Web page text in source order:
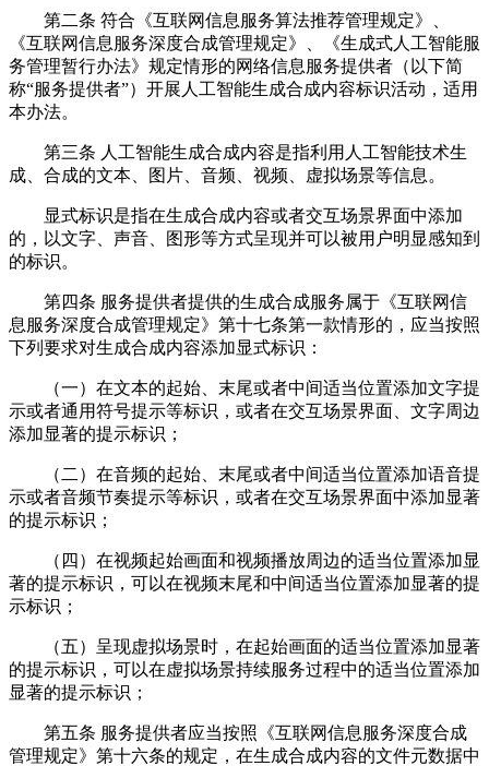
第二条 符合《互联网信息服务算法推荐管理规定》、
《互联网信息服务深度合成管理规定》、《生成式人工智能服
务管理暂行办法》规定情形的网络信息服务提供者（以下简
称“服务提供者”）开展人工智能生成合成内容标识活动，适用
本办法。
第三条 人工智能生成合成内容是指利用人工智能技术生
成、合成的文本、图片、音频、视频、虚拟场景等信息。
显式标识是指在生成合成内容或者交互场景界面中添加
的，以文字、声音、图形等方式呈现并可以被用户明显感知到
的标识。
第四条 服务提供者提供的生成合成服务属于《互联网信
息服务深度合成管理规定》第十七条第一款情形的，应当按照
下列要求对生成合成内容添加显式标识：
（一）在文本的起始、末尾或者中间适当位置添加文字提
示或者通用符号提示等标识，或者在交互场景界面、文字周边
添加显著的提示标识；
（二）在音频的起始、末尾或者中间适当位置添加语音提
示或者音频节奏提示等标识，或者在交互场景界面中添加显著
的提示标识；
（四）在视频起始画面和视频播放周边的适当位置添加显
著的提示标识，可以在视频末尾和中间适当位置添加显著的提
示标识；
（五）呈现虚拟场景时，在起始画面的适当位置添加显著
的提示标识，可以在虚拟场景持续服务过程中的适当位置添加
显著的提示标识；
第五条 服务提供者应当按照《互联网信息服务深度合成
管理规定》第十六条的规定，在生成合成内容的文件元数据中